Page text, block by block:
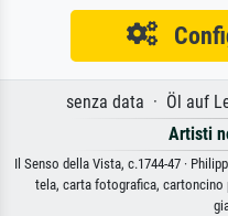
senza data · Öl auf
Artisti
Il Senso della Vista, c.1744-47 ·
tela, carta fotografica, cartoncino